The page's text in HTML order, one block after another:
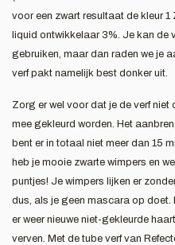
voor een zwart resultaat de kleur 1
liquid ontwikkelaar 3%. Je kan de
gebruiken, maar dan raden we je
verf pakt namelijk best donker uit.
Zorg er wel voor dat je de verf
mee gekleurd worden. Het
bent er in totaal niet meer dan 15
heb je mooie zwarte wimpers en
puntjes! Je wimpers lijken er
dus, als je geen mascara op doet.
er weer nieuwe niet-gekleurde
verven. Met de tube verf van